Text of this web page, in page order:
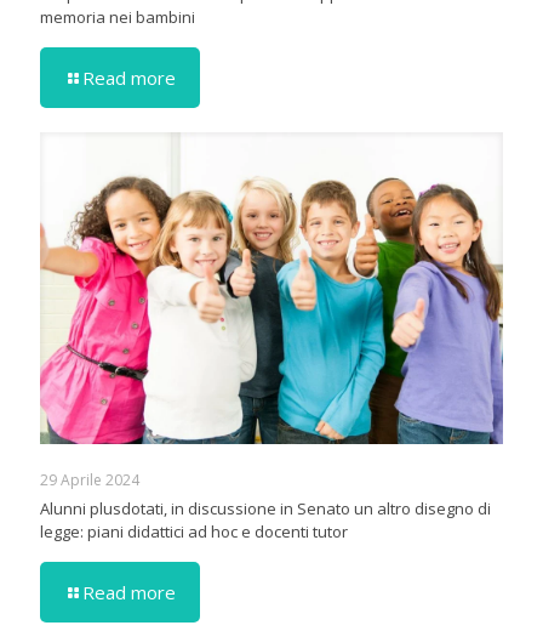
memoria nei bambini
Read more
29 Aprile 2024
Alunni plusdotati, in discussione in Senato un altro disegno di
legge: piani didattici ad hoc e docenti tutor
Read more